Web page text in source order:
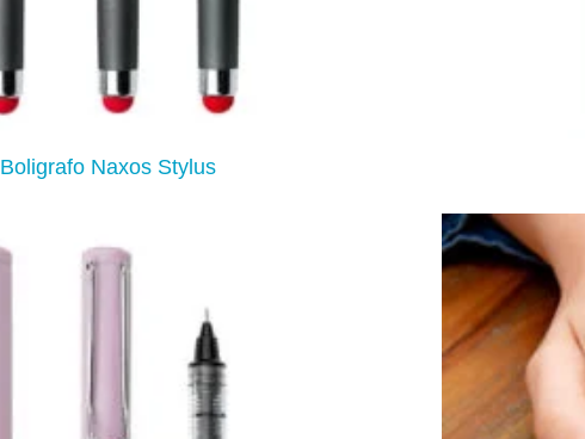
Boligrafo Naxos Stylus